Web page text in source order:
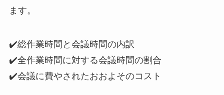
ます。
✔️総作業時間と会議時間の内訳
✔️全作業時間に対する会議時間の割合
✔️会議に費やされたおおよそのコスト